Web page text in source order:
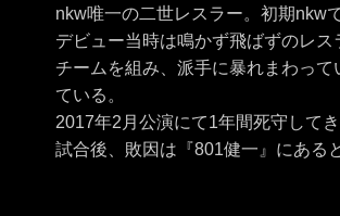
nkw唯一の二世レスラー。初期nkw
デビュー当時は鳴かず飛ばずのレス
チームを組み、派手に暴れまわって
ている。
2017年2月公演にて1年間死守して
試合後、敗因は『801健一』にある